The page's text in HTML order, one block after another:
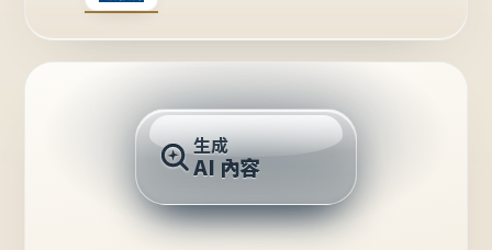
推薦的台灣品牌？
生成
AI 內容